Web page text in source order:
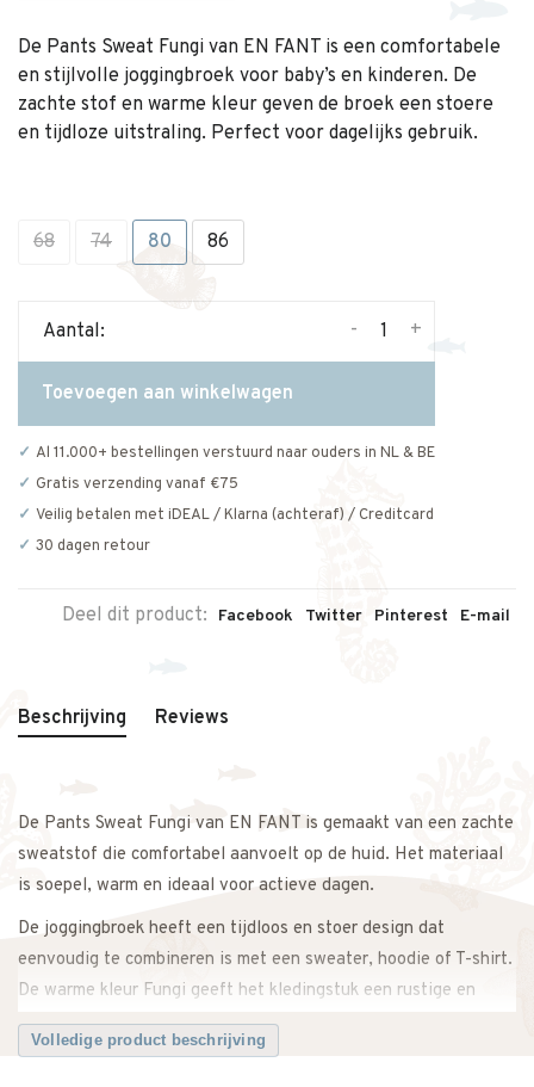
De Pants Sweat Fungi van EN FANT is een comfortabele
en stijlvolle joggingbroek voor baby’s en kinderen. De
zachte stof en warme kleur geven de broek een stoere
en tijdloze uitstraling. Perfect voor dagelijks gebruik.
68 74 80 86
Aantal: +
-
Toevoegen aan winkelwagen
Al 11.000+ bestellingen verstuurd naar ouders in NL & BE
Gratis verzending vanaf €75
Veilig betalen met iDEAL / Klarna (achteraf) / Creditcard
30 dagen retour
Deel dit product: Facebook Twitter Pinterest E-mail
Beschrijving Reviews
De Pants Sweat Fungi van EN FANT is gemaakt van een zachte
sweatstof die comfortabel aanvoelt op de huid. Het materiaal
is soepel, warm en ideaal voor actieve dagen.
De joggingbroek heeft een tijdloos en stoer design dat
eenvoudig te combineren is met een sweater, hoodie of T-shirt.
De warme kleur Fungi geeft het kledingstuk een rustige en
moderne uitstraling.
Dankzij de comfortabele pasvorm en elastische tailleband kan
Volledige product beschrijving